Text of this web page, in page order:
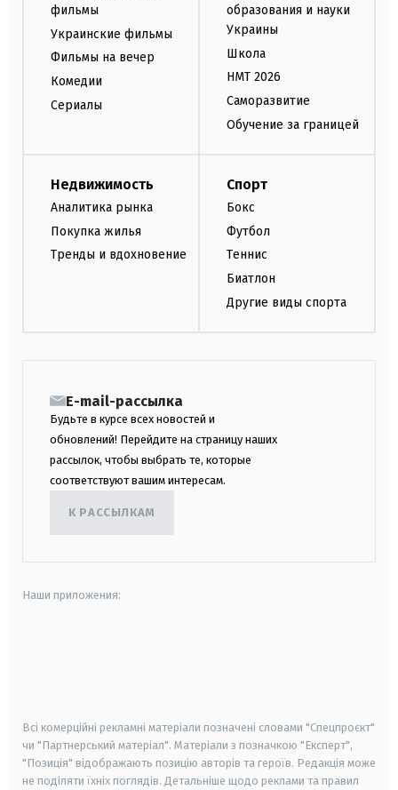
фильмы
Украинские фильмы
Фильмы на вечер
Комедии
Сериалы
образования и науки
Украины
Школа
НМТ 2026
Саморазвитие
Обучение за границей
Недвижимость
Аналитика рынка
Покупка жилья
Тренды и вдохновение
Спорт
Бокс
Футбол
Теннис
Биатлон
Другие виды спорта
E-mail-рассылка
Будьте в курсе всех новостей и
обновлений! Перейдите на страницу наших
рассылок, чтобы выбрать те, которые
соответствуют вашим интересам.
К РАССЫЛКАМ
Наши приложения:
Всі комерційні рекламні матеріали позначені словами "Спецпроєкт"
чи "Партнерський матеріал". Матеріали з позначкою "Експерт",
"Позиція" відображають позицію авторів та героїв. Редакція може
не поділяти їхніх поглядів. Детальніше щодо реклами та правил